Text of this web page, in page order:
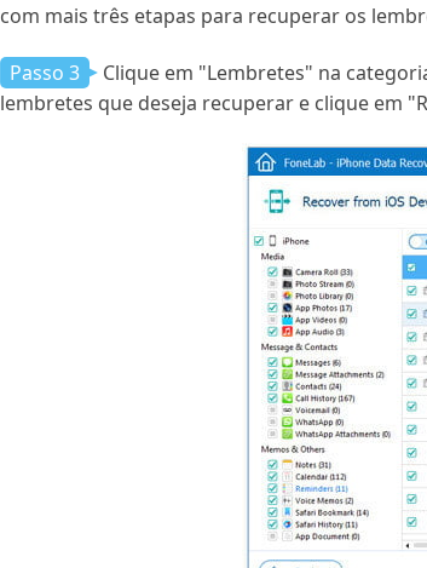
com mais três etapas para recuperar os
Passo 3
Clique em "Lembretes" na
lembretes que deseja recuperar e clique em